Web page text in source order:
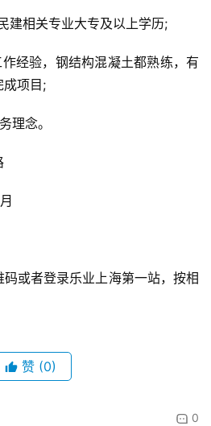
建相关专业大专及以上学历;
经验，钢结构混凝土都熟练，有
成项目;
理念。
或者登录乐业上海第一站，按相
赞 (0)
0